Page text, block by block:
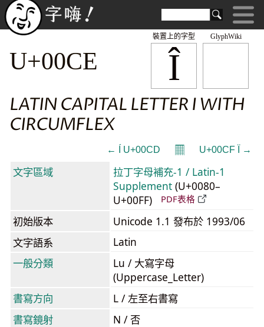
GlyphWiki
Î
裝置上的字型
U+00CE
LATIN CAPITAL LETTER I WITH
CIRCUMFLEX
← Í U+00CD 𝄜 U+00CF Ï →
文字區域
拉丁字母補充-1 / Latin-1
Supplement (U+0080–
U+00FF)
PDF表格
初始版本
Unicode 1.1 發布於 1993/06
文字語系
Latin
一般分類
Lu / 大寫字母
(Uppercase_Letter)
書寫方向
L / 左至右書寫
書寫鏡射
N / 否